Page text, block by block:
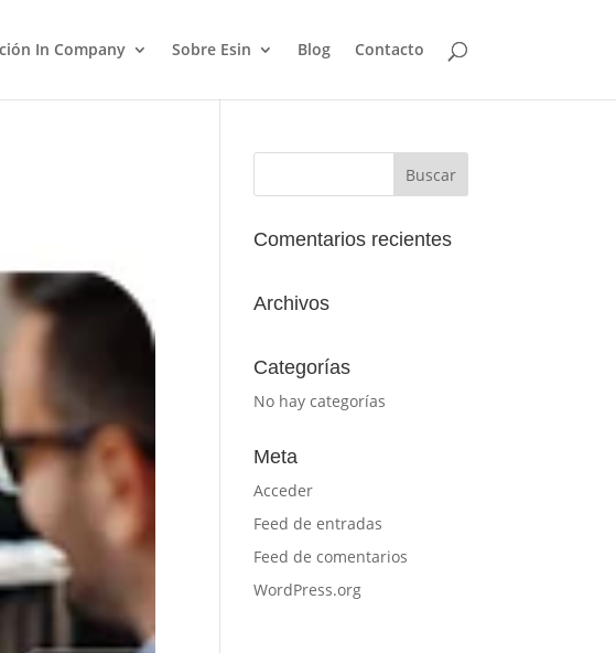
In Company Sobre Esin Blog Contacto
Comentarios recientes
Archivos
Categorías
No hay categorías
Meta
Acceder
Feed de entradas
Feed de comentarios
WordPress.org